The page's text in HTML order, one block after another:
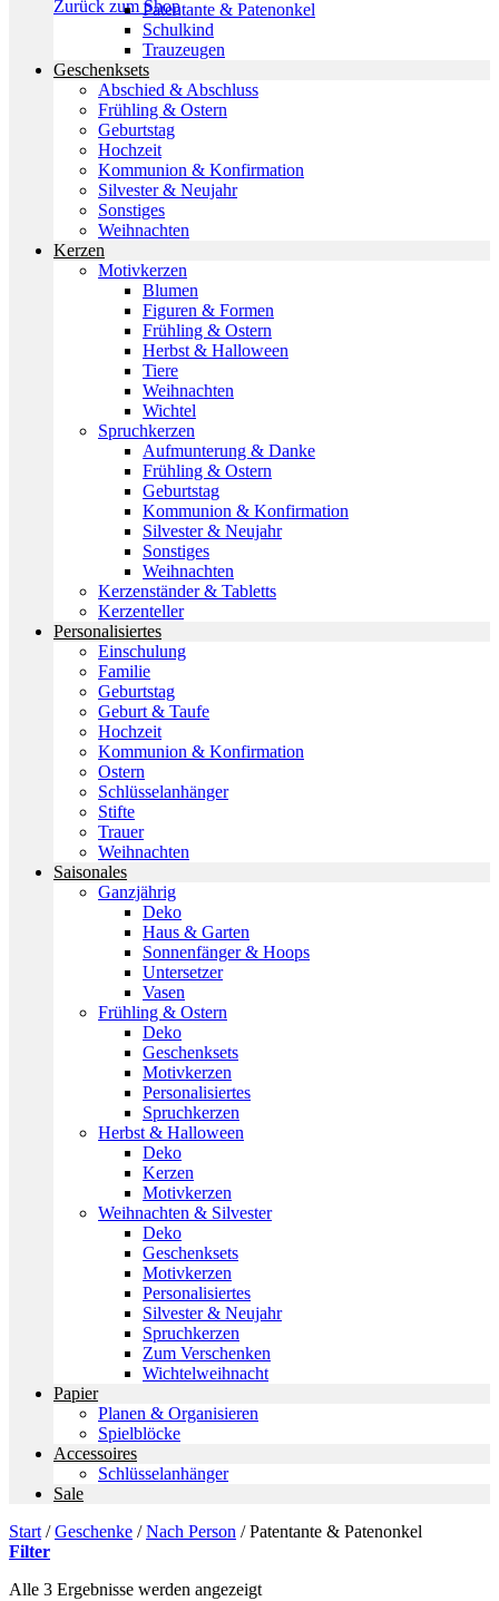
Zurück zum ShopPatentante & Patenonkel
Schulkind
Trauzeugen
Geschenksets
Abschied & Abschluss
Frühling & Ostern
Geburtstag
Hochzeit
Kommunion & Konfirmation
Silvester & Neujahr
Sonstiges
Weihnachten
Kerzen
Motivkerzen
Blumen
Figuren & Formen
Frühling & Ostern
Herbst & Halloween
Tiere
Weihnachten
Wichtel
Spruchkerzen
Aufmunterung & Danke
Frühling & Ostern
Geburtstag
Kommunion & Konfirmation
Silvester & Neujahr
Sonstiges
Weihnachten
Kerzenständer & Tabletts
Kerzenteller
Personalisiertes
Einschulung
Familie
Geburtstag
Geburt & Taufe
Hochzeit
Kommunion & Konfirmation
Ostern
Schlüsselanhänger
Stifte
Trauer
Weihnachten
Saisonales
Ganzjährig
Deko
Haus & Garten
Sonnenfänger & Hoops
Untersetzer
Vasen
Frühling & Ostern
Deko
Geschenksets
Motivkerzen
Personalisiertes
Spruchkerzen
Herbst & Halloween
Deko
Kerzen
Motivkerzen
Weihnachten & Silvester
Deko
Geschenksets
Motivkerzen
Personalisiertes
Silvester & Neujahr
Spruchkerzen
Zum Verschenken
Wichtelweihnacht
Papier
Planen & Organisieren
Spielblöcke
Accessoires
Schlüsselanhänger
Sale
Start / Geschenke / Nach Person /Patentante & Patenonkel
Filter
Alle 3 Ergebnisse werden angezeigtNach